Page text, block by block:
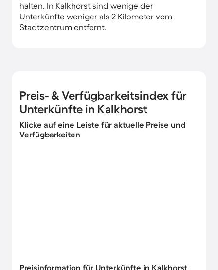
halten. In Kalkhorst sind wenige der
Unterkünfte weniger als 2 Kilometer vom
Stadtzentrum entfernt.
Preis- & Verfügbarkeitsindex für
Unterkünfte in Kalkhorst
Klicke auf eine Leiste für aktuelle Preise und
Verfügbarkeiten
Preisinformation für Unterkünfte in Kalkhorst